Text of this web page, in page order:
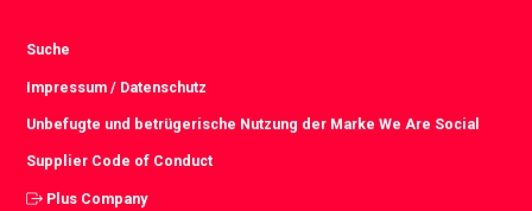
Suche
Impressum / Datenschutz
Unbefugte und betrügerische Nutzung der Marke We Are Social
Supplier Code of Conduct
Plus Company